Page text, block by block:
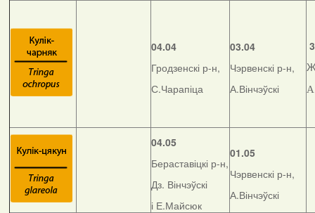
04.04
Гродзенскі р-н,
С.Чарапіца
03.04
Чэрвенскі р-н,
А.Вінчэўскі
04.05
Бераставіцкі р-н,
Дз. Вінчэўскі
і Е.Майсюк
01.05
Чэрвенскі р-н,
А.Вінчэўскі